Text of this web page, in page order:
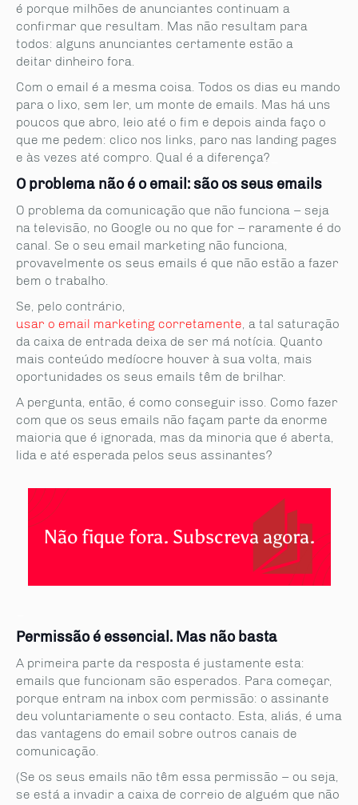
é porque milhões de anunciantes continuam a
confirmar que resultam. Mas não resultam para
todos: alguns anunciantes certamente estão a
deitar dinheiro fora.
Com o email é a mesma coisa. Todos os dias eu mando
para o lixo, sem ler, um monte de emails. Mas há uns
poucos que abro, leio até o fim e depois ainda faço o
que me pedem: clico nos links, paro nas landing pages
e às vezes até compro. Qual é a diferença?
O problema não é o email: são os seus emails
O problema da comunicação que não funciona – seja
na televisão, no Google ou no que for – raramente é do
canal. Se o seu email marketing não funciona,
provavelmente os seus emails é que não estão a fazer
bem o trabalho.
Se, pelo contrário,
usar o email marketing corretamente, a tal saturação
da caixa de entrada deixa de ser má notícia. Quanto
mais conteúdo medíocre houver à sua volta, mais
oportunidades os seus emails têm de brilhar.
A pergunta, então, é como conseguir isso. Como fazer
com que os seus emails não façam parte da enorme
maioria que é ignorada, mas da minoria que é aberta,
lida e até esperada pelos seus assinantes?
Não fique fora. Subscreva agora.
Permissão é essencial. Mas não basta
A primeira parte da resposta é justamente esta:
emails que funcionam são esperados. Para começar,
porque entram na inbox com permissão: o assinante
deu voluntariamente o seu contacto. Esta, aliás, é uma
das vantagens do email sobre outros canais de
comunicação.
(Se os seus emails não têm essa permissão – ou seja,
se está a invadir a caixa de correio de alguém que não